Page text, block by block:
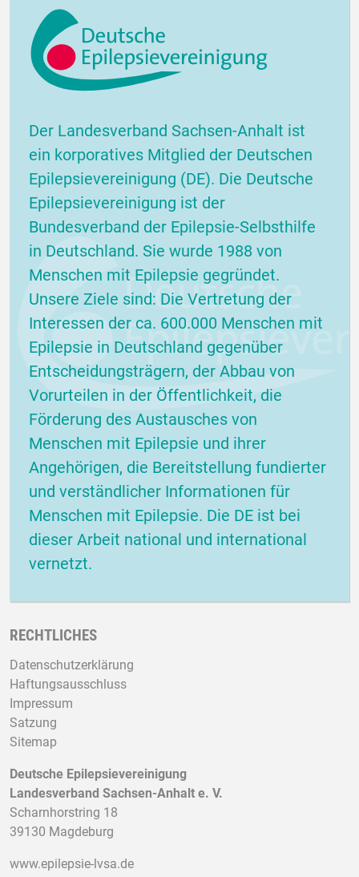
Der Landesverband Sachsen-Anhalt ist
ein korporatives Mitglied der Deutschen
Epilepsievereinigung (DE). Die Deutsche
Epilepsievereinigung ist der
Bundesverband der Epilepsie-Selbsthilfe
in Deutschland. Sie wurde 1988 von
Menschen mit Epilepsie gegründet.
Unsere Ziele sind: Die Vertretung der
Interessen der ca. 600.000 Menschen mit
Epilepsie in Deutschland gegenüber
Entscheidungsträgern, der Abbau von
Vorurteilen in der Öffentlichkeit, die
Förderung des Austausches von
Menschen mit Epilepsie und ihrer
Angehörigen, die Bereitstellung fundierter
und verständlicher Informationen für
Menschen mit Epilepsie. Die DE ist bei
dieser Arbeit national und international
vernetzt.
RECHTLICHES
Datenschutzerklärung
Haftungsausschluss
Impressum
Satzung
Sitemap
Deutsche Epilepsievereinigung
Landesverband Sachsen-Anhalt e. V.
Scharnhorstring 18
39130 Magdeburg
www.epilepsie-lvsa.de